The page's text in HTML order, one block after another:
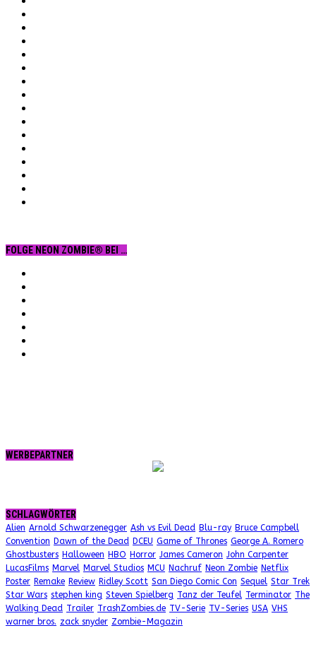
FOLGE NEON ZOMBIE® BEI …
WERBEPARTNER
SCHLAGWÖRTER
Alien Arnold Schwarzenegger Ash vs Evil Dead Blu-ray Bruce Campbell
Convention Dawn of the Dead DCEU Game of Thrones George A. Romero
Ghostbusters Halloween HBO Horror James Cameron John Carpenter
LucasFilms Marvel Marvel Studios MCU Nachruf Neon Zombie Netflix
Poster Remake Review Ridley Scott San Diego Comic Con Sequel Star Trek
Star Wars stephen king Steven Spielberg Tanz der Teufel Terminator The
Walking Dead Trailer TrashZombies.de TV-Serie TV-Series USA VHS
warner bros. zack snyder Zombie-Magazin